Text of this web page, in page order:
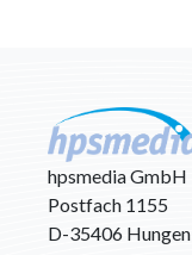
hpsmedia GmbH
Postfach 1155
D-35406 Hungen